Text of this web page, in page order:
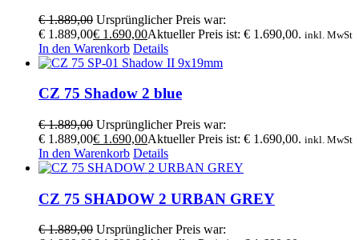
€1.889,00 Ursprünglicher Preis war:
€ 1.889,00€ 1.690,00Aktueller Preis ist: € 1.690,00. inkl. MwSt
In den Warenkorb Details
CZ 75 Shadow 2 blue
€1.889,00 Ursprünglicher Preis war:
€ 1.889,00€ 1.690,00Aktueller Preis ist: € 1.690,00. inkl. MwSt
In den Warenkorb Details
CZ 75 SHADOW 2 URBAN GREY
€1.889,00 Ursprünglicher Preis war: